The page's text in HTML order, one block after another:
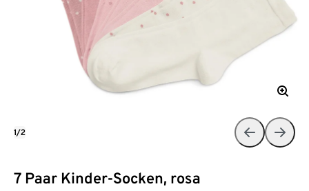
7 Paar Kinder-Socken, rosa
1/2